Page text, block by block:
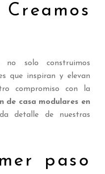
no solo construimos
que inspiran y elevan
compromiso con la
de casa modulares en
detalle de nuestras
paso